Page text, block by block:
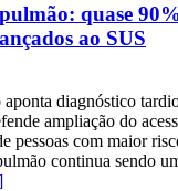
quase
ao SUS
diagnóstico
ampliação do
pessoas com maior
continua sendo